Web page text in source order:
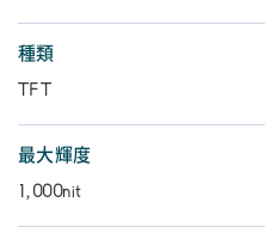
種類
TFT
最大輝度
1,000nit